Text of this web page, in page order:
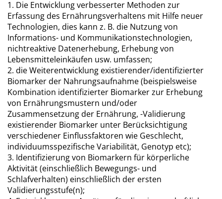
1. Die Entwicklung verbesserter Methoden zur
Erfassung des Ernährungsverhaltens mit Hilfe neuer
Technologien, dies kann z. B. die Nutzung von
Informations- und Kommunikationstechnologien,
nichtreaktive Datenerhebung, Erhebung von
Lebensmitteleinkäufen usw. umfassen;
2. die Weiterentwicklung existierender/identifizierter
Biomarker der Nahrungsaufnahme (beispielsweise
Kombination identifizierter Biomarker zur Erhebung
von Ernährungsmustern und/oder
Zusammensetzung der Ernährung, -Validierung
existierender Biomarker unter Berücksichtigung
verschiedener Einflussfaktoren wie Geschlecht,
individuumsspezifische Variabilität, Genotyp etc);
3. Identifizierung von Biomarkern für körperliche
Aktivität (einschließlich Bewegungs- und
Schlafverhalten) einschließlich der ersten
Validierungsstufe(n);